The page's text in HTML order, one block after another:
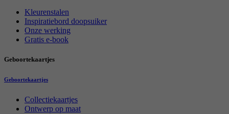
Kleurenstalen
Inspiratiebord doopsuiker
Onze werking
Gratis e-book
Geboortekaartjes
Geboortekaartjes
Collectiekaartjes
Ontwerp op maat